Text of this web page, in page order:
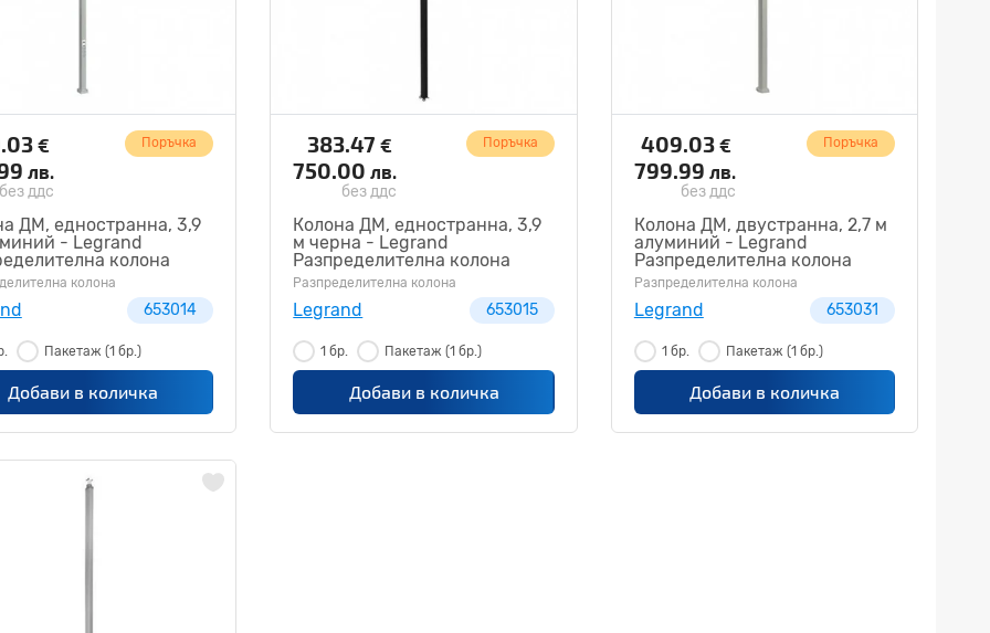
€
лв.
без ддс
Поръчка
ДМ, едностранна, 3,9
- Legrand
колона
колона
653014
Пакетаж (1 бр.)
Добави в количка
383.47€
750.00 лв.
без ддс
Поръчка
Колона ДМ, едностранна, 3,9
м черна - Legrand
Разпределителна колона
653015
Разпределителна колона
Legrand 653015
1 бр. Пакетаж(1 бр.)
Добави в количка
409.03 €
799.99 лв.
без ддс
Поръчка
Колона ДМ, двустранна, 2,7 м
алуминий - Legrand
Разпределителна колона
653031
Разпределителна колона
Legrand 653031
1 бр. Пакетаж (1 бр.)
Добави в количка